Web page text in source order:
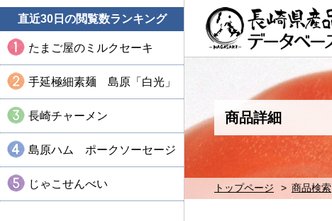
直近30日の閲覧数ランキング
たまご屋のミルクセーキ
手延極細素麺 島原「白光」
長崎チャーメン
島原ハム ポークソーセージ
じゃこせんべい
商品詳細
トップページ 商品検索